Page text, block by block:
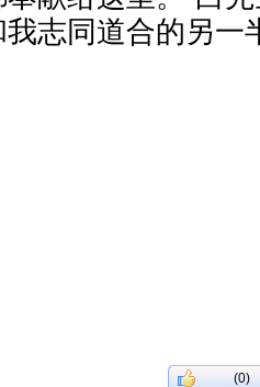
志同道合的另一
(0)